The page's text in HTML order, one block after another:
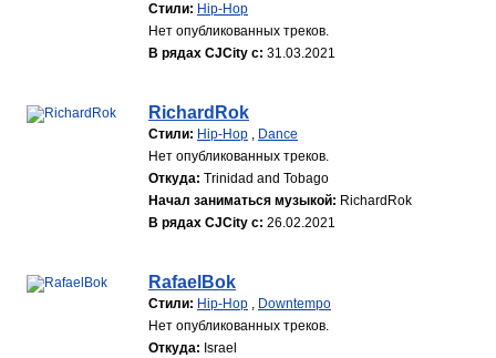
Стили: Hip-Hop
Нет опубликованных треков.
В рядах CJCity с: 31.03.2021
RichardRok
Стили: Hip-Hop , Dance
Нет опубликованных треков.
Откуда: Trinidad and Tobago
Начал заниматься музыкой: RichardRok
В рядах CJCity с: 26.02.2021
RafaelBok
Стили: Hip-Hop , Downtempo
Нет опубликованных треков.
Откуда: Israel